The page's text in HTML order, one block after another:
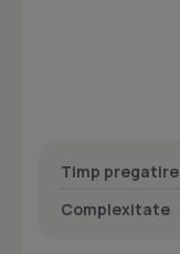
Timp pregatire
Complexitate